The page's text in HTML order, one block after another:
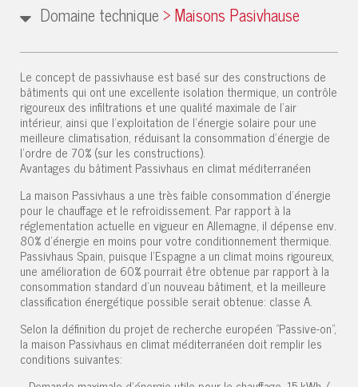
Domaine technique>Maisons Pasivhause
Le concept de passivhause est basé sur des constructions de
bâtiments qui ont une excellente isolation thermique, un contrôle
rigoureux des infiltrations et une qualité maximale de l'air
intérieur, ainsi que l'exploitation de l'énergie solaire pour une
meilleure climatisation, réduisant la consommation d'énergie de
l'ordre de 70% (sur les constructions).
Avantages du bâtiment Passivhaus en climat méditerranéen
La maison Passivhaus a une très faible consommation d'énergie
pour le chauffage et le refroidissement. Par rapport à la
réglementation actuelle en vigueur en Allemagne, il dépense env.
80% d'énergie en moins pour votre conditionnement thermique.
Passivhaus Spain, puisque l'Espagne a un climat moins rigoureux,
une amélioration de 60% pourrait être obtenue par rapport à la
consommation standard d'un nouveau bâtiment, et la meilleure
classification énergétique possible serait obtenue: classe A.
Selon la définition du projet de recherche européen "Passive-on",
la maison Passivhaus en climat méditerranéen doit remplir les
conditions suivantes: